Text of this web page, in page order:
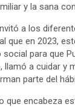
y la sana
a los
que en 2023,
para que
llamó a cuidar y
parte del
que encabeza